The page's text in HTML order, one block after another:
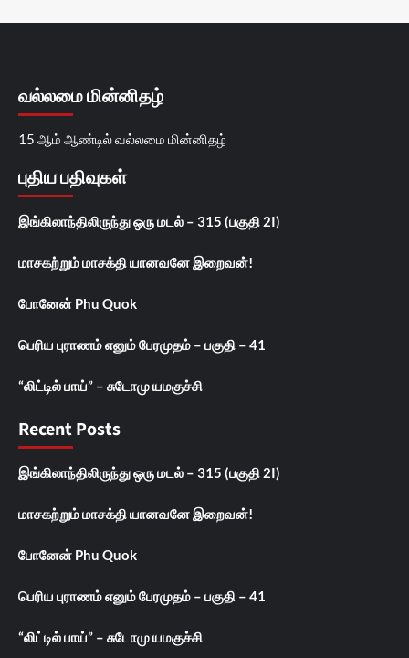
வல்லமை மின்னிதழ்
15 ஆம் ஆண்டில் வல்லமை மின்னிதழ்
புதிய பதிவுகள்
இங்கிலாந்திலிருந்து ஒரு மடல் – 315 (பகுதி 2I)
மாசகற்றும் மாசக்தி யானவனே இறைவன்!
போனேன் Phu Quok
பெரிய புராணம் எனும் பேரமுதம் – பகுதி – 41
“லிட்டில் பாய்” – சுடோமு யமகுச்சி
Recent Posts
இங்கிலாந்திலிருந்து ஒரு மடல் – 315 (பகுதி 2I)
மாசகற்றும் மாசக்தி யானவனே இறைவன்!
போனேன் Phu Quok
பெரிய புராணம் எனும் பேரமுதம் – பகுதி – 41
“லிட்டில் பாய்” – சுடோமு யமகுச்சி